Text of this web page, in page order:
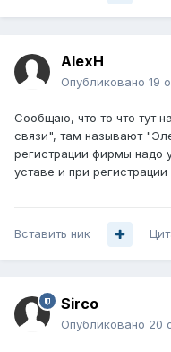
AlexH
Опубликовано 19
Сообщаю, что то что тут
связи", там называют
регистрации фирмы надо
уставе и при регистрации
Вставить ник
Sirco
Опубликовано 20